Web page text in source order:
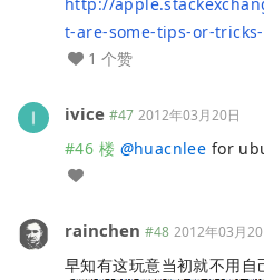
t-are-some-tips-or-
1 个赞
ivice #47 2012年03月20日
#46 楼 @huacnlee for
rainchen #48 2012年03月20
早知有这玩意当初就不用自